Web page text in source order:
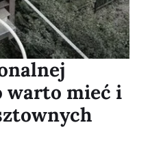
warto mieć i